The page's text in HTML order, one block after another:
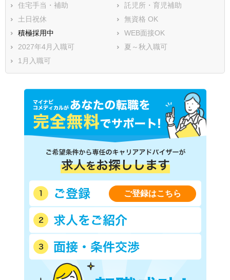
住宅手当・補助
託児所・育児補助
土日祝休
無資格 OK
積極採用中
WEB面接OK
2027年4月入職可
夏～秋入職可
1月入職可
ご登録はこちら